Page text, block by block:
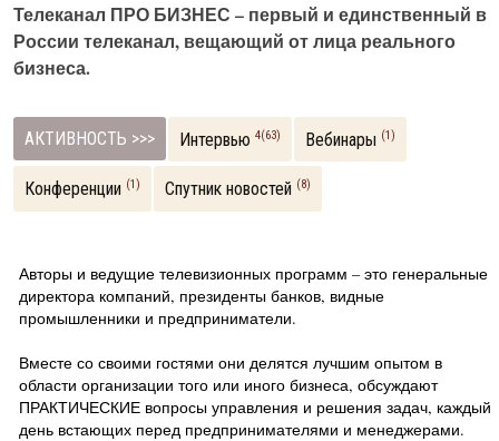
Телеканал ПРО БИЗНЕС – первый и единственный в
России телеканал, вещающий от лица реального
бизнеса.
АКТИВНОСТЬ >>> Интервью 4(63) Вебинары (1)
Конференции (1) Спутник новостей (8)
Авторы и ведущие телевизионных программ – это генеральные
директора компаний, президенты банков, видные
промышленники и предприниматели.
Вместе со своими гостями они делятся лучшим опытом в
области организации того или иного бизнеса, обсуждают
ПРАКТИЧЕСКИЕ вопросы управления и решения задач, каждый
день встающих перед предпринимателями и менеджерами.